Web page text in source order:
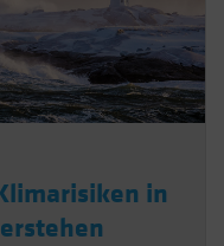
in